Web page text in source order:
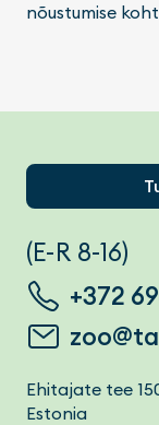
nõustumise
(E-R 8-16)
+372
Ehitajate tee
Estonia